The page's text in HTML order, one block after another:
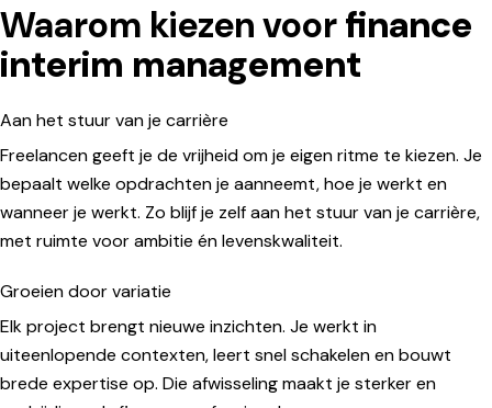
Waarom kiezen voorfinance
interim management
Aan het stuur van je carrière
Freelancen geeft je de vrijheid om je eigen ritme te kiezen. Je
bepaalt welke opdrachten je aanneemt, hoe je werkt en
wanneer je werkt. Zo blijf je zelf aan het stuur van je carrière,
met ruimte voor ambitie én levenskwaliteit.
Groeien door variatie
Elk project brengt nieuwe inzichten. Je werkt in
uiteenlopende contexten, leert snel schakelen en bouwt
brede expertise op. Die afwisseling maakt je sterker en